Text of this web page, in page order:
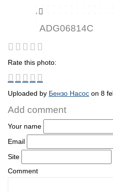
ADG06814C
Rate this photo:
Uploaded by Бензо Насос on 8
Add comment
Your name
Email
Site
Comment